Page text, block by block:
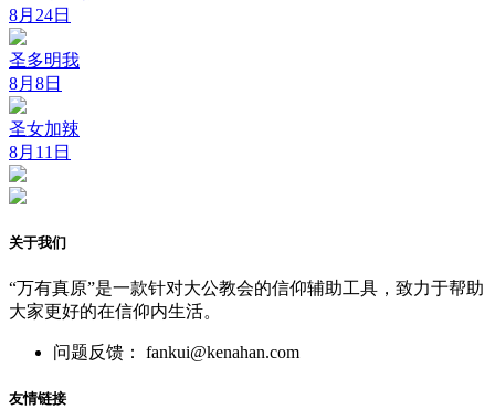
8月24日
圣多明我
8月8日
圣女加辣
8月11日
关于我们
“万有真原”是一款针对大公教会的信仰辅助工具，致力于帮助
大家更好的在信仰内生活。
问题反馈： fankui@kenahan.com
友情链接